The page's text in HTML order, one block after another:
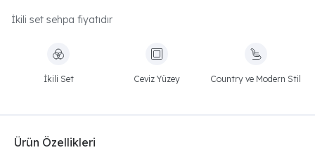
İkili set sehpa fiyatıdır
İkili Set Ceviz Yüzey Country ve Modern Stil
Ürün Özellikleri